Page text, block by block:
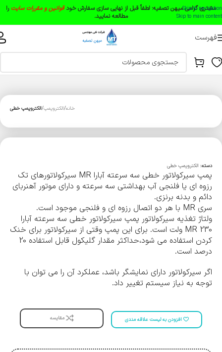
Skip to navigation
Skip to main content
مشتری گرامی میهن تصفیه: لطفاً قبل از نهایی سازی سفارش خودقوانین و مقررات سایت را
مطالعه نمایید.
فهرست
خانه الکتروپمپ الکتروپمپ خطی
دسته: الکتروپمپ خطی
پمپ سیرکولاتور خطی سه سرعته آبارا MR سیرکولاتورهای تک
رزوه ای یا فلنجی آب بهداشتی سه سرعته و دارای موتور آهنربای
دائم و بدنه برنزی.
سری MR با هر دو اتصال رزوه ای و فلنجی موجود است.
ولتاژ تغذیه سیرکولاتور پمپ سیرکولاتور خطی سه سرعته آبارا
MR 230 ولت است. برای این پمپ وقتی از سیرکولاتور برای خنک
کردن استفاده می شود،حداکثر مقدار گلیکول قابل استفاده 20
درصد است.
اگر سیرکولاتور دارای نمایشگر باشد، عملکرد آن را می توان با
توجه به نیاز سیستم تغییر داد.
افزودن به لیست علاقه مندی مقایسه